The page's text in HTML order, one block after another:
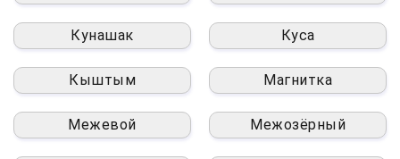
Кунашак Куса
Кыштым Магнитка
Межевой Межозёрный